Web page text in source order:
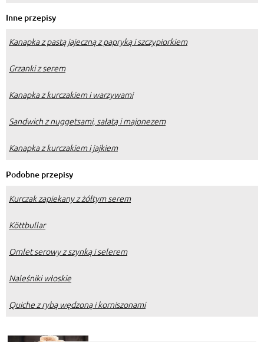
Inne przepisy
Kanapka z pastą jajeczną z papryką i szczypiorkiem
Grzanki z serem
Kanapka z kurczakiem i warzywami
Sandwich z nuggetsami, sałatą i majonezem
Kanapka z kurczakiem i jajkiem
Podobne przepisy
Kurczak zapiekany z żółtym serem
Köttbullar
Omlet serowy z szynką i selerem
Naleśniki włoskie
Quiche z rybą wędzoną i korniszonami